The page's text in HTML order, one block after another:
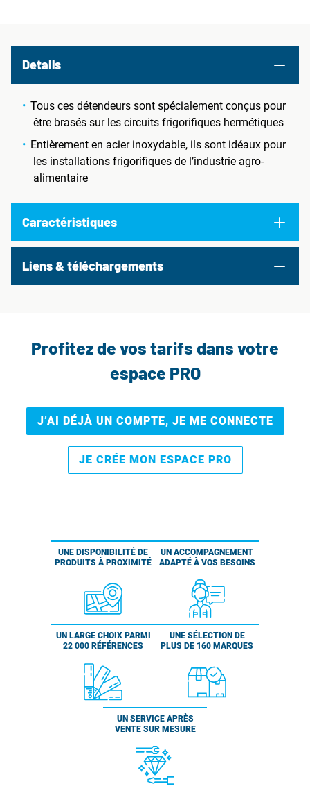
Details
Tous ces détendeurs sont spécialement conçus pour
être brasés sur les circuits frigorifiques hermétiques
Entièrement en acier inoxydable, ils sont idéaux pour
les installations frigorifiques de l’industrie agro-
alimentaire
Caractéristiques
Liens & téléchargements
Profitez de vos tarifs dans votre
espace PRO
J’AI DÉJÀ UN COMPTE, JE ME CONNECTE
JE CRÉE MON ESPACE PRO
UNE DISPONIBILITÉ DE
PRODUITS À PROXIMITÉ
UN ACCOMPAGNEMENT
ADAPTÉ À VOS BESOINS
UN LARGE CHOIX PARMI
22 000 RÉFÉRENCES
UNE SÉLECTION DE
PLUS DE 160 MARQUES
UN SERVICE APRÈS
VENTE SUR MESURE